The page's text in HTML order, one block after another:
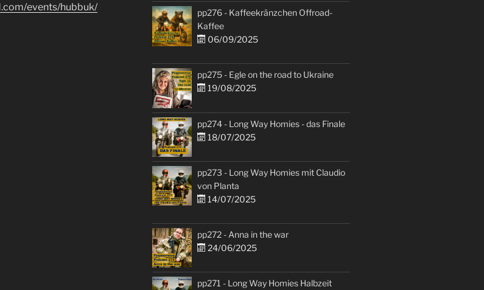
events/hubbuk/
pp276 - Kaffeekränzchen Offroad-
Kaffee
06/09/2025
pp275 - Egle on the road to Ukraine
19/08/2025
pp274 - Long Way Homies - das Finale
18/07/2025
pp273 - Long Way Homies mit Claudio
von Planta
14/07/2025
pp272 - Anna in the war
24/06/2025
pp271 - Long Way Homies Halbzeit